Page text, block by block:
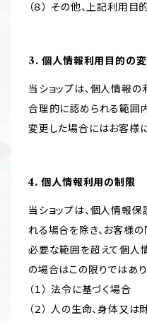
（８） その他、上記利用
3. 個人情報利用目的の
当ショップは、個人情報
合理的に認められる範囲
変更した場合にはお客様
4. 個人情報利用の制限
当ショップは、個人情報
れる場合を除き、お客様
必要な範囲を超えて個人
の場合はこの限りではあり
（１） 法令に基づく場合
（２） 人の生命、身体又